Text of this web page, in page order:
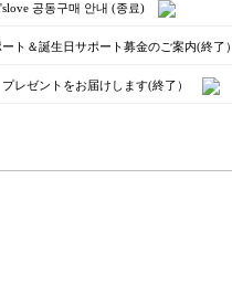
공동구매 안내 (종료)
ト＆誕生日サポート募金のご案内(終了）
レゼントをお届けします(終了）